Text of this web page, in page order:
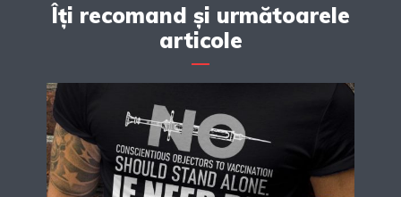
Îți recomand și următoarele
articole